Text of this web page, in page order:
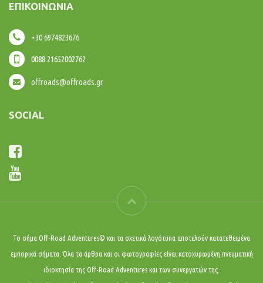
ΕΠΙΚΟΙΝΩΝΊΑ
+30 6974823676
0088 21652002762
offroads@offroads.gr
SOCIAL
Το σήμα Off-Road Adventures© και τα σχετικά λογότυπα αποτελούν κατατεθειμένα
εμπορικά σήματα. Όλα τα άρθρα και οι φωτογραφίες είναι κατοχυρωμένη πνευματική
ιδιοκτησία της Off-Road Adventures και των συνεργατών της.